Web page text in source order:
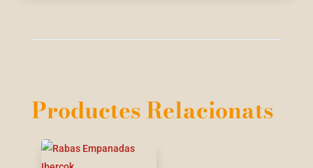
Productes Relacionats